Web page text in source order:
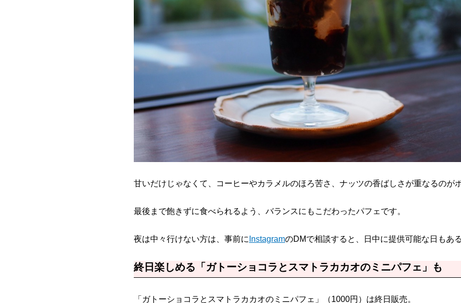
甘いだけじゃなくて、コーヒーやカラメルのほろ苦さ、ナッツの香ばしさが重なるのが
最後まで飽きずに食べられるよう、バランスにもこだわったパフェです。
夜は中々行けない方は、事前に InstagramのDMで相談すると、日中に提供可能な日もあ
終日楽しめる「ガトーショコラとスマトラカカオのミニパフェ」も
「ガトーショコラとスマトラカカオのミニパフェ」（1000円）は終日販売。